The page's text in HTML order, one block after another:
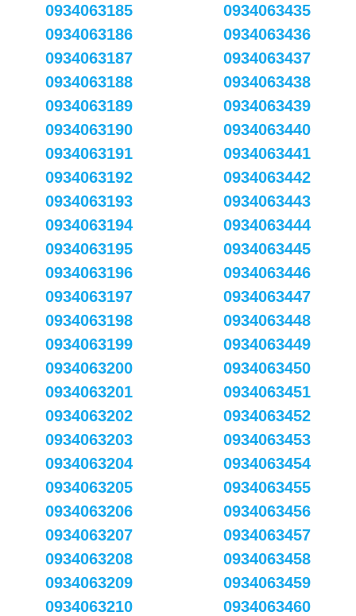
0934063185
0934063186
0934063187
0934063188
0934063189
0934063190
0934063191
0934063192
0934063193
0934063194
0934063195
0934063196
0934063197
0934063198
0934063199
0934063200
0934063201
0934063202
0934063203
0934063204
0934063205
0934063206
0934063207
0934063208
0934063209
0934063210
0934063435
0934063436
0934063437
0934063438
0934063439
0934063440
0934063441
0934063442
0934063443
0934063444
0934063445
0934063446
0934063447
0934063448
0934063449
0934063450
0934063451
0934063452
0934063453
0934063454
0934063455
0934063456
0934063457
0934063458
0934063459
0934063460